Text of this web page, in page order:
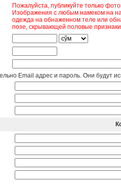
Пожалуйста, публикуйте только
Изображения с любым намеком на
одежда на обнаженном теле или
позе, скрывающей половые
Email адрес и пароль. Они будут